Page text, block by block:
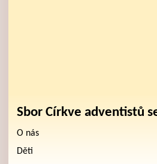
Sbor Církve adventistů
O nás
Děti